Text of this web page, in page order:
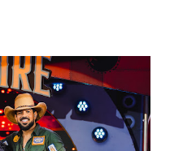
eventos em todo o país.
evento está a cargo da
experiência na promoção
a retomada da FAPIL